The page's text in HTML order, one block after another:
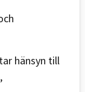
hänsyn till